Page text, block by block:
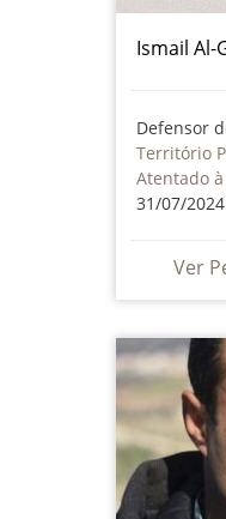
Ismail Al-
Defensor
Território
Atentado
31/07/2024
Ver